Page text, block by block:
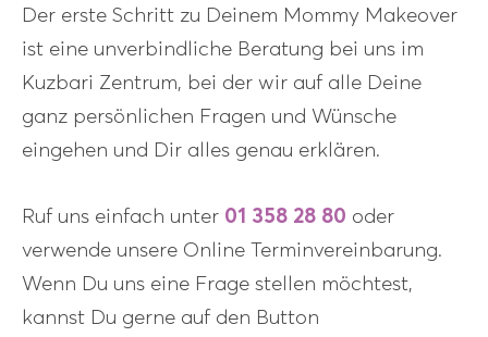
Der erste Schritt zu Deinem Mommy Makeover
ist eine unverbindliche Beratung bei uns im
Kuzbari Zentrum, bei der wir auf alle Deine
ganz persönlichen Fragen und Wünsche
eingehen und Dir alles genau erklären.
Ruf uns einfach unter 01 358 28 80 oder
verwende unsere Online Terminvereinbarung.
Wenn Du uns eine Frage stellen möchtest,
kannst Du gerne auf den Button